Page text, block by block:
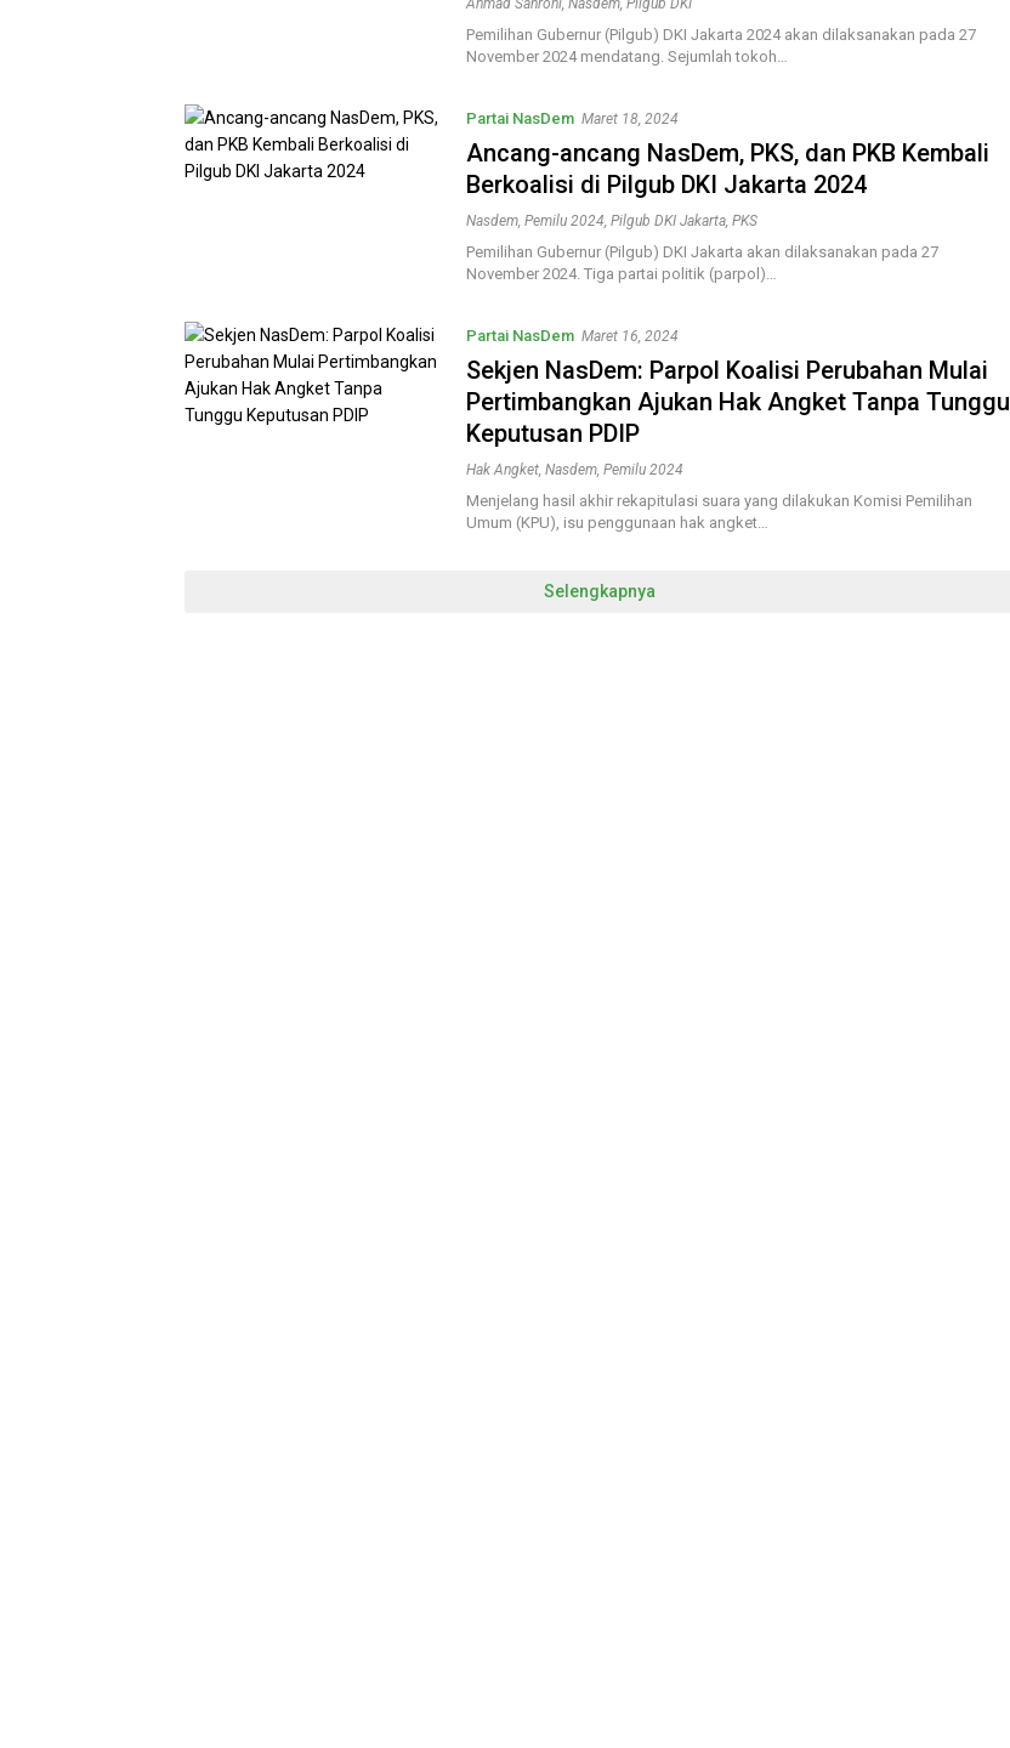
Ahmad Sahroni, Nasdem, Pilgub DKI
Pemilihan Gubernur (Pilgub) DKI Jakarta 2024 akan dilaksanakan pada 27
November 2024 mendatang. Sejumlah tokoh…
Partai NasDem Maret 18, 2024
Ancang-ancang NasDem, PKS, dan PKB Kembali
Berkoalisi di Pilgub DKI Jakarta 2024
Nasdem, Pemilu 2024, Pilgub DKI Jakarta, PKS
Pemilihan Gubernur (Pilgub) DKI Jakarta akan dilaksanakan pada 27
November 2024. Tiga partai politik (parpol)…
Partai NasDem Maret 16, 2024
Sekjen NasDem: Parpol Koalisi Perubahan Mulai
Pertimbangkan Ajukan Hak Angket Tanpa Tunggu
Keputusan PDIP
Hak Angket, Nasdem, Pemilu 2024
Menjelang hasil akhir rekapitulasi suara yang dilakukan Komisi Pemilihan
Umum (KPU), isu penggunaan hak angket…
Selengkapnya